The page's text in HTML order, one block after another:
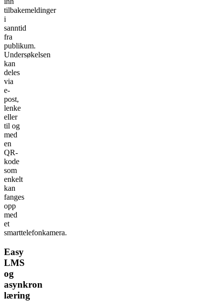
tilbakemeldinger
i
sanntid
fra
publikum.
Undersøkelsen
kan
deles
via
e-
post,
lenke
eller
til og
med
en
QR-
kode
som
enkelt
kan
fanges
opp
med
et
smarttelefonkamera.
Easy
LMS
og
asynkron
læring